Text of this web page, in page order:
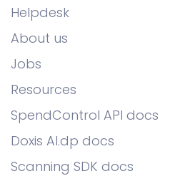
Helpdesk
About us
Jobs
Resources
SpendControl API docs
Doxis AI.dp docs
Scanning SDK docs